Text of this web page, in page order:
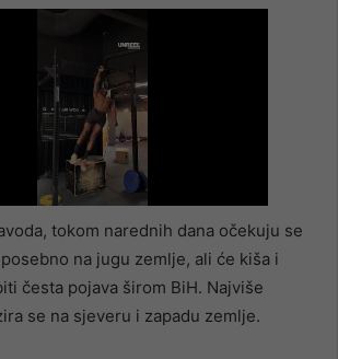
tokom narednih dana očekuju se
na jugu zemlje, ali će kiša i
česta pojava širom BiH. Najviše
se na sjeveru i zapadu zemlje.